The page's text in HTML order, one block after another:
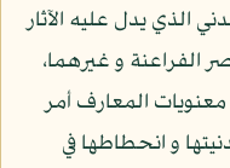
الذي يدل عليه الآثار
الفراعنة و غيرهما،
معنويات المعارف أمر
و انحطاطها في